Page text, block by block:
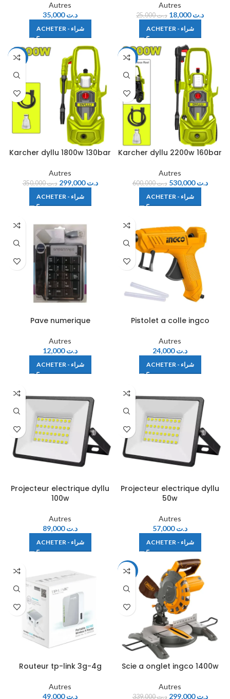
Autres
د.ت35,000
ACHETER - شراء
Autres
د.ت25,000 د.ت18,000
ACHETER - شراء
-15%
Karcher dyllu 1800w 130bar
Autres
د.ت350,000 د.ت299,000
ACHETER - شراء
-12%
Karcher dyllu 2200w 160bar
Autres
د.ت600,000 د.ت530,000
ACHETER - شراء
Pave numerique
Autres
د.ت12,000
ACHETER - شراء
Pistolet a colle ingco
Autres
د.ت24,000
ACHETER - شراء
Projecteur electrique dyllu
100w
Autres
د.ت89,000
ACHETER - شراء
Projecteur electrique dyllu
50w
Autres
د.ت57,000
ACHETER - شراء
Routeur tp-link 3g-4g
Autres
د.ت49,000
-12%
Scie a onglet ingco 1400w
Autres
د.ت339,000 د.ت299,000